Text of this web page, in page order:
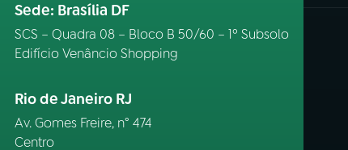
Sede: Brasília DF
SCS – Quadra 08 – Bloco B 50/60 – 1º Subsolo
Edifício Venâncio Shopping
Rio de Janeiro RJ
Av. Gomes Freire, n° 474
Centro